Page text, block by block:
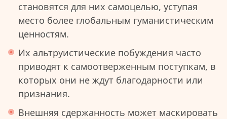
становятся для них самоцелью, уступая
место более глобальным гуманистическим
ценностям.
Их альтруистические побуждения часто
приводят к самоотверженным поступкам, в
которых они не ждут благодарности или
признания.
Внешняя сдержанность может маскировать